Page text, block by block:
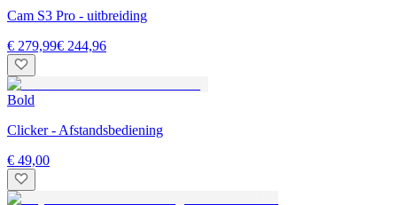
Cam S3 Pro - uitbreiding
€ 279,99€ 244,96
Bold
Clicker - Afstandsbediening
€ 49,00